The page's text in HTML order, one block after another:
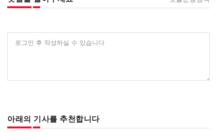
로그인 후 작성하실 수 있습니다
아래의 기사를 추천합니다